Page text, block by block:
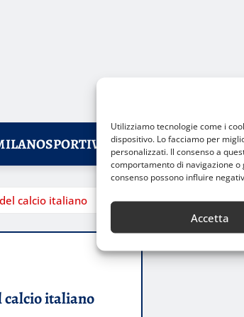
Utilizziamo tecnologie come i
dispositivo. Lo facciamo per
personalizzati. Il consenso a
comportamento di navigazione o
consenso possono influire
Accetta
IL RIFERIMENTO
calcio italiano
calcio italiano